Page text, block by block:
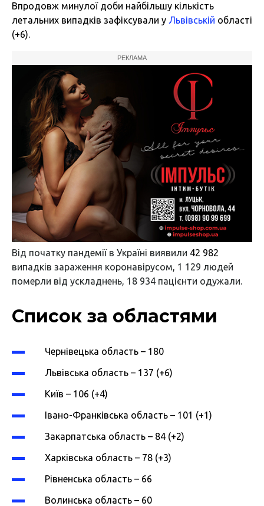
Впродовж минулої доби найбільшу кількість
летальних випадків зафіксували у Львівській області
(+6).
РЕКЛАМА
Від початку пандемії в Україні виявили 42 982
випадків зараження коронавірусом, 1 129 людей
померли від ускладнень, 18 934 пацієнти одужали.
Список за областями
Чернівецька область – 180
Львівська область – 137 (+6)
Київ – 106 (+4)
Івано-Франківська область – 101 (+1)
Закарпатська область – 84 (+2)
Харківська область – 78 (+3)
Рівненська область – 66
Волинська область – 60